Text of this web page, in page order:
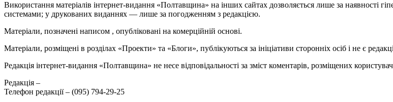
Використання матеріалів інтернет-видання «Полтавщина» на інших сайтах дозволяється лише за наявності
системами; у друкованих виданнях — лише за погодженням з редакцією.
Матеріали, позначені написом , опубліковані на комерційній основі.
Матеріали, розміщені в розділах «Проекти» та «Блоги», публікуються за ініціативи сторонніх осіб і не є
Редакція інтернет-видання «Полтавщина» не несе відповідальності за зміст коментарів, розміщених
Редакція –
Телефон редакції – (095) 794-29-25